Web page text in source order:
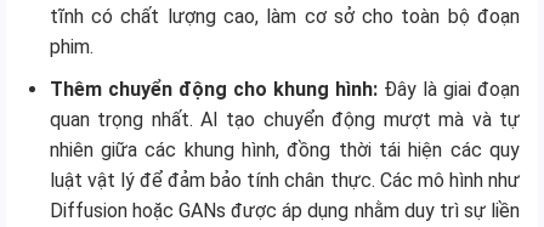
tĩnh có chất lượng cao, làm cơ sở cho toàn bộ đoạn
phim.
Thêm chuyển động cho khung hình: Đây là giai đoạn
quan trọng nhất. AI tạo chuyển động mượt mà và tự
nhiên giữa các khung hình, đồng thời tái hiện các quy
luật vật lý để đảm bảo tính chân thực. Các mô hình như
Diffusion hoặc GANs được áp dụng nhằm duy trì sự liền